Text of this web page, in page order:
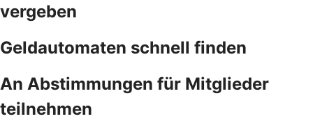
vergeben
Geldautomaten schnell finden
An Abstimmungen für Mitglieder
teilnehmen